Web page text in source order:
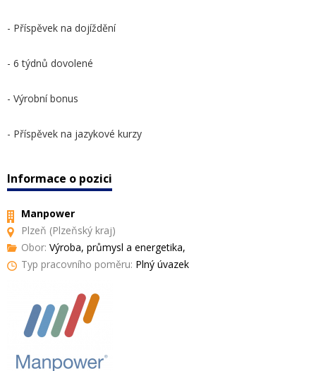
- Příspěvek na dojíždění
- 6 týdnů dovolené
- Výrobní bonus
- Příspěvek na jazykové kurzy
Informace o pozici
Manpower
Plzeň (Plzeňský kraj)
Obor: Výroba, průmysl a energetika,
Typ pracovního poměru: Plný úvazek